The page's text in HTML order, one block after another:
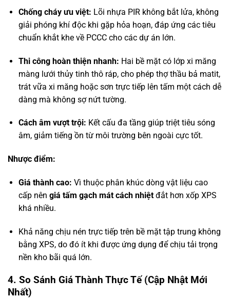
Chống cháy ưu việt: Lõi nhựa PIR không bắt lửa, không
giải phóng khí độc khi gặp hỏa hoạn, đáp ứng các tiêu
chuẩn khắt khe về PCCC cho các dự án lớn.
Thi công hoàn thiện nhanh: Hai bề mặt có lớp xi măng
màng lưới thủy tinh thô ráp, cho phép thợ thầu bả matit,
trát vữa xi măng hoặc sơn trực tiếp lên tấm một cách dễ
dàng mà không sợ nứt tường.
Cách âm vượt trội: Kết cấu đa tầng giúp triệt tiêu sóng
âm, giảm tiếng ồn từ môi trường bên ngoài cực tốt.
Nhược điểm:
Giá thành cao: Vì thuộc phân khúc dòng vật liệu cao
cấp nên giá tấm gạch mát cách nhiệtđắt hơn xốp XPS
khá nhiều.
Khả năng chịu nén trực tiếp trên bề mặt tập trung không
bằng XPS, do đó ít khi được ứng dụng để chịu tải trọng
nền kho bãi quá lớn.
4. So Sánh Giá Thành Thực Tế (Cập Nhật Mới
Nhất)